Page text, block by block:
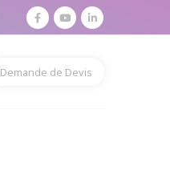
Demande de Devis